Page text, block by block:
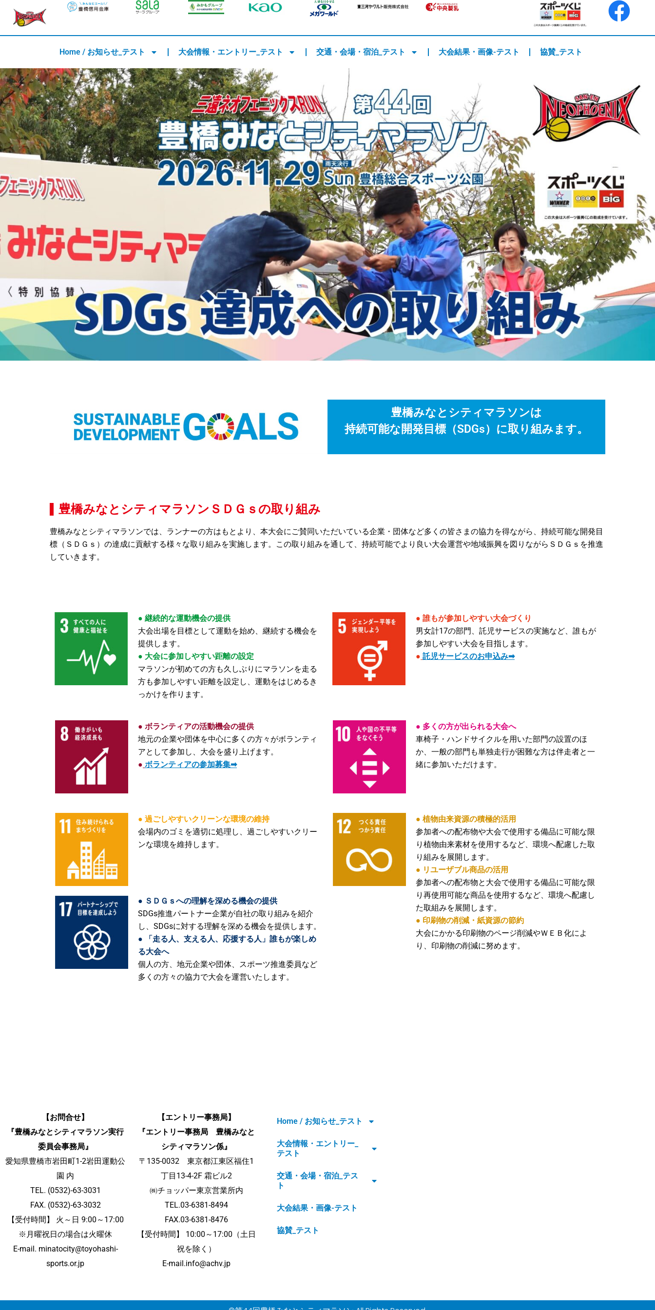
ッ
プ
Home / お知らせ_テスト 大会情報・エントリー_テスト 交通・会場・宿泊_テスト 大会結果・画像-テスト 協賛_テスト
豊橋みなとシティマラソンは
持続可能な開発目標（SDGs）に取り組みます。
豊橋みなとシティマラソンＳＤＧｓの取り組み
豊橋みなとシティマラソンでは、ランナーの方はもとより、本大会にご賛同いただいている企業・団体など多くの皆さまの協力を得ながら、持続可能な開発目
標（ＳＤＧｓ）の達成に貢献する様々な取り組みを実施します。この取り組みを通して、持続可能でより良い大会運営や地域振興を図りながらＳＤＧｓを推進
していきます。
● 継続的な運動機会の提供
大会出場を目標として運動を始め、継続する機会を
提供します。
● 大会に参加しやすい距離の設定
マラソンが初めての方も久しぶりにマラソンを走る
方も参加しやすい距離を設定し、運動をはじめるき
っかけを作ります。
● 誰もが参加しやすい大会づくり
男女計17の部門、託児サービスの実施など、誰もが
参加しやすい大会を目指します​。
● 託児サービスのお申込み➡
● ボランティアの活動機会の提供
地元の企業や団体を中心に多くの方々がボランティ
アとして参加し、大会を盛り上げます。
● ボランティアの参加募集➡
● 多くの方が出られる大会へ
車椅子・ハンドサイクルを用いた部門の設置のほ
か、一般の部門も単独走行が困難な方は伴走者と一
緒に参加いただけます。
● 過ごしやすいクリーンな環境の維持
会場内のゴミを適切に処理し、過ごしやすいクリー
ンな環境を維持します。
● ＳＤＧｓへの理解を深める機会の提供
SDGs推進パートナー企業が自社の取り組みを紹介
し、SDGsに対する理解を深める機会を提供します。
● 「走る人、支える人、応援する人」誰もが楽しめ
る大会へ
個人の方、地元企業や団体、スポーツ推進委員など
多くの方々の協力で大会を運営いたします。
● 植物由来資源の積極的活用​
参加者への配布物や大会で使用する備品に可能な限
り植物由来素材を使用するなど、環境へ配慮した取
り組みを展開します。
● リユーザブル商品の活用​
参加者への配布物と大会で使用する備品に可能な限
り再使用可能な商品を使用するなど、環境へ配慮し
た取組みを展開します。
● 印刷物の削減・紙資源の節約​
大会にかかる印刷物のページ削減やＷＥＢ化によ
り、印刷物の削減に努めます。
【お問合せ】
『豊橋みなとシティマラソン実行
委員会事務局』
愛知県豊橋市岩田町1-2岩田運動公
園 内
TEL. (0532)-63-3031
FAX. (0532)-63-3032
【受付時間】 火～日 9:00～17:00
※月曜祝日の場合は火曜休
E-mail. minatocity@toyohashi-
sports.or.jp
【エントリー事務局】
『エントリー事務局 豊橋みなと
シティマラソン係』
〒135-0032 東京都江東区福住1
丁目13-4-2F 霜ビル2
㈱チョッパー東京営業所内
TEL.03-6381-8494
FAX.03-6381-8476
【受付時間】 10:00～17:00（土日
祝を除く）
E-mail.info@achv.jp
Home / お知らせ_テスト
大会情報・エントリー_
テスト
交通・会場・宿泊_テス
ト
大会結果・画像-テスト
協賛_テスト